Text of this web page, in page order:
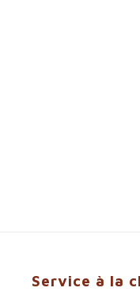
Service à la